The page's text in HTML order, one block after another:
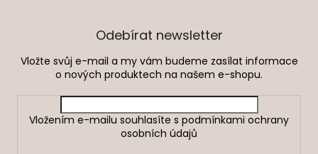
Odebírat newsletter
Vložte svůj e-mail a my vám budeme zasílat informace
o nových produktech na našem e-shopu.
Vložením e-mailu souhlasíte s podmínkami ochrany
osobních údajů